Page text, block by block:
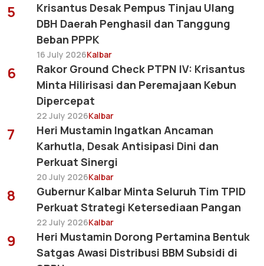
5
Krisantus Desak Pempus Tinjau Ulang
DBH Daerah Penghasil dan Tanggung
Beban PPPK
16 July 2026Kalbar
6
Rakor Ground Check PTPN IV: Krisantus
Minta Hilirisasi dan Peremajaan Kebun
Dipercepat
22 July 2026Kalbar
7
Heri Mustamin Ingatkan Ancaman
Karhutla, Desak Antisipasi Dini dan
Perkuat Sinergi
20 July 2026Kalbar
8
Gubernur Kalbar Minta Seluruh Tim TPID
Perkuat Strategi Ketersediaan Pangan
22 July 2026Kalbar
9
Heri Mustamin Dorong Pertamina Bentuk
Satgas Awasi Distribusi BBM Subsidi di